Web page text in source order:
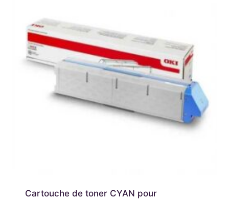
Cartouche de toner CYAN pour